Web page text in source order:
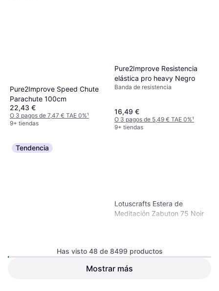
Pure2Improve Speed Chute
Parachute 100cm
22,43 €
O 3 pagos de 7,47 € TAE 0%¹
9+ tiendas
Pure2Improve Resistencia
elástica pro heavy Negro
Banda de resistencia
16,49 €
O 3 pagos de 5,49 € TAE 0%¹
9+ tiendas
Tendencia
UFE Vinyl Coated Kettlebell
Lotuscrafts Estera de
Meditación Zabuton 75 Noir
Has visto 48 de 8499 productos
Mostrar más